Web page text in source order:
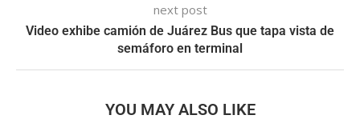
next post
Video exhibe camión de Juárez Bus que tapa vista de
semáforo en terminal
YOU MAY ALSO LIKE